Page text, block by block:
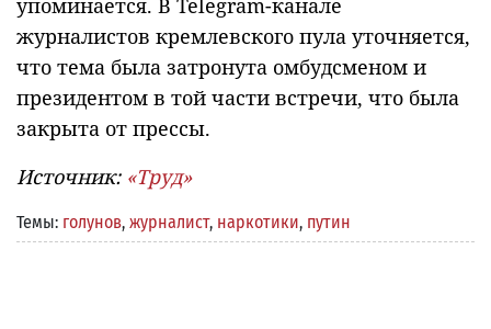
упоминается. В Telegram-канале
журналистов кремлевского пула уточняется,
что тема была затронута омбудсменом и
президентом в той части встречи, что была
закрыта от прессы.
Источник: «Труд»
Темы: голунов, журналист, наркотики, путин